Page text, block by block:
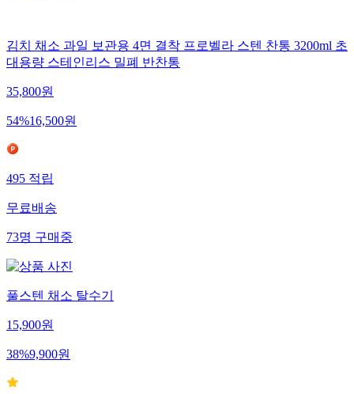
김치 채소 과일 보관용 4면 결착 프로벨라 스텐 찬통 3200ml 초
대용량 스테인리스 밀폐 반찬통
35,800원
54%16,500원
495적립
무료배송
73명구매중
풀스텐 채소 탈수기
15,900원
38%9,900원